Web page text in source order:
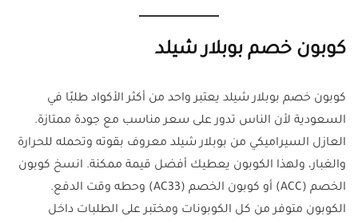
كوبون خصم بوبلار شيلد
كوبون خصم بوبلار شيلد يعتبر واحد من أكثر الأكواد طلبًا في
السعودية لأن الناس تدور على سعر مناسب مع جودة ممتازة.
العازل السيراميكي من بوبلار شيلد معروف بقوته وتحمله للحرارة
والغبار، ولهذا الكوبون يعطيك أفضل قيمة ممكنة. انسخ كوبون
الخصم (ACC) أو كوبون الخصم (AC33) وحطه وقت الدفع.
الكوبون متوفر من كل الكوبونات ومختبر على الطلبات داخل